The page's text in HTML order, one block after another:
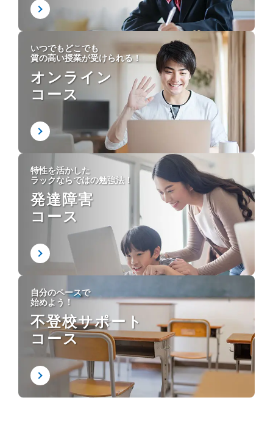
いつでもどこでも
質の高い授業が受けられる！
オンライン
コース
特性を活かした
ラックならではの勉強法！
発達障害
コース
自分のペースで
始めよう！
不登校サポート
コース